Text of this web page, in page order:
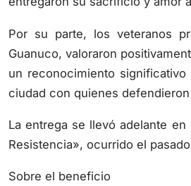
Guanuco, valoraron
un reconocimiento
ciudad con quienes
Resistencia», ocurrido el